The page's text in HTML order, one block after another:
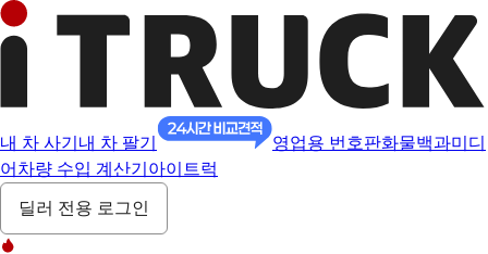
내 차 사기 내 차 팔기 영업용 번호판화물백과미디
어 차량 수입 계산기 아이트럭
딜러 전용 로그인